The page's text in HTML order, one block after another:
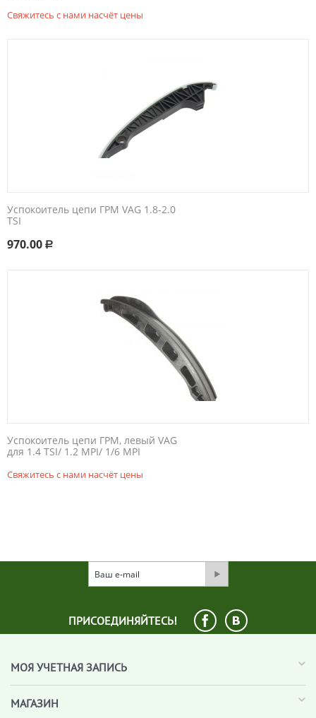
Свяжитесь с нами насчёт цены
Успокоитель цепи ГРМ VAG 1.8-2.0
TSI
970.00 Р
Успокоитель цепи ГРМ, левый VAG
для 1.4 TSI/ 1.2 MPI/ 1/6 MPI
Свяжитесь с нами насчёт цены
ПРИСОЕДИНЯЙТЕСЬ!
МОЯ УЧЕТНАЯ ЗАПИСЬ
МАГАЗИН